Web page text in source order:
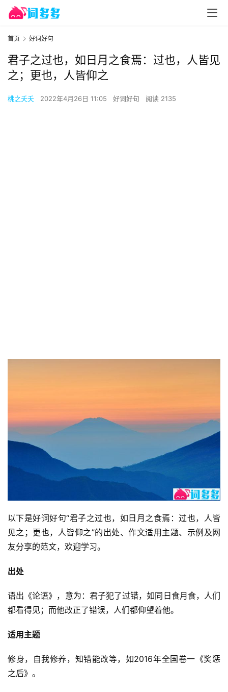
首页 好词好句
君子之过也，如日月之食焉：过也，人皆见
之；更也，人皆仰之
桃之夭夭 2022年4月26日 11:05 好词好句 阅读 2135
以下是好词好句“君子之过也，如日月之食焉：过也，人皆
见之；更也，人皆仰之”的出处、作文适用主题、示例及网
友分享的范文，欢迎学习。
出处
语出《论语》，意为：君子犯了过错，如同日食月食，人们
都看得见；而他改正了错误，人们都仰望着他。
适用主题
修身，自我修养，知错能改等，如2016年全国卷一《奖惩
之后》。